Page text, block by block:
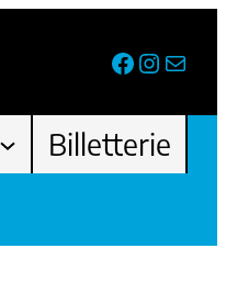
Facebook
Billetterie